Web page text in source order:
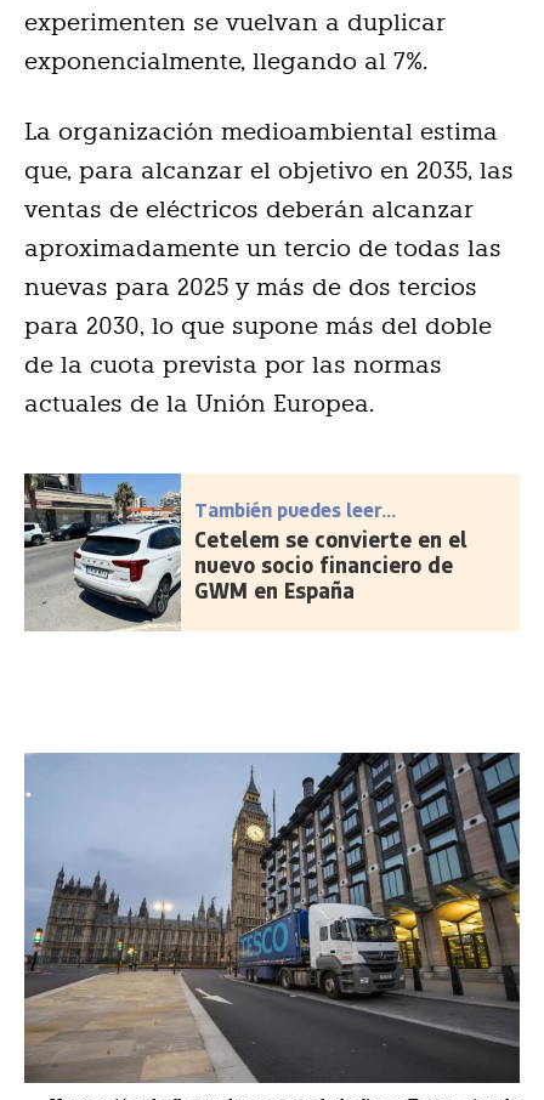
experimenten se vuelvan a duplicar
exponencialmente, llegando al 7%.
La organización medioambiental estima
que, para alcanzar el objetivo en 2035, las
ventas de eléctricos deberán alcanzar
aproximadamente un tercio de todas las
nuevas para 2025 y más de dos tercios
para 2030, lo que supone más del doble
de la cuota prevista por las normas
actuales de la Unión Europea.
También puedes leer...
Cetelem se convierte en el
nuevo socio financiero de
GWM en España